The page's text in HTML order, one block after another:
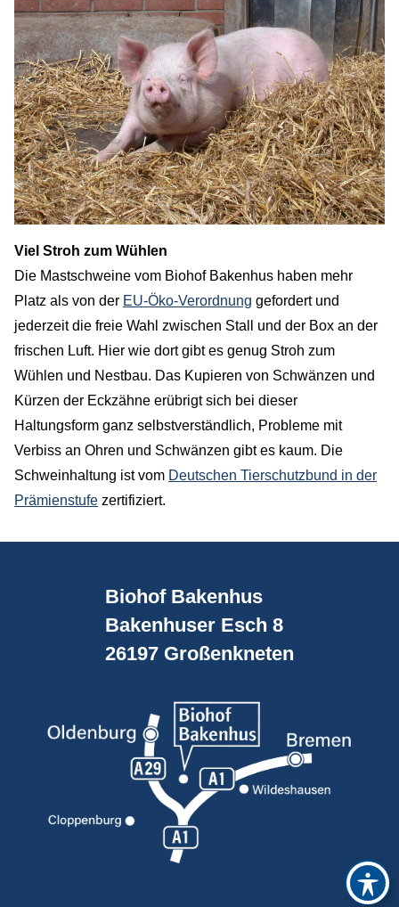
Viel Stroh zum Wühlen
Die Mastschweine vom Biohof Bakenhus haben mehr
Platz als von der EU-Öko-Verordnung gefordert und
jederzeit die freie Wahl zwischen Stall und der Box an der
frischen Luft. Hier wie dort gibt es genug Stroh zum
Wühlen und Nestbau. Das Kupieren von Schwänzen und
Kürzen der Eckzähne erübrigt sich bei dieser
Haltungsform ganz selbstverständlich, Probleme mit
Verbiss an Ohren und Schwänzen gibt es kaum. Die
Schweinhaltung ist vom Deutschen Tierschutzbund in der
Prämienstufe zertifiziert.
Biohof Bakenhus
Bakenhuser Esch 8
26197 Großenkneten